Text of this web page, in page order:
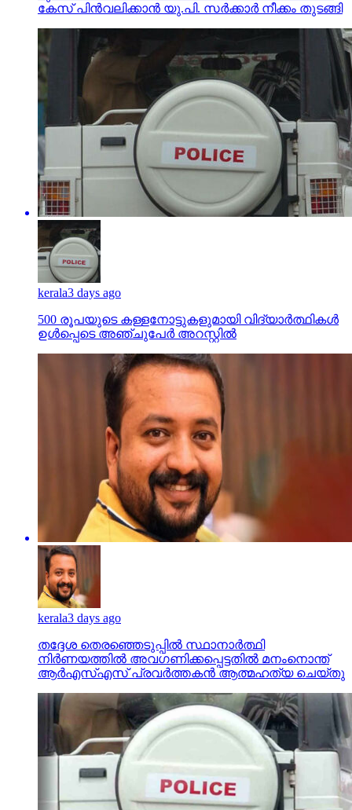
കേസ് പിന്‍വലിക്കാന്‍ യു.പി. സര്‍ക്കാര്‍ നീക്കം തുടങ്ങി
kerala3 days ago
500 രൂപയുടെ കള്ളനോട്ടുകളുമായി വിദ്യാര്‍ത്ഥികള്‍
ഉള്‍പ്പെടെ അഞ്ചുപേര്‍ അറസ്റ്റില്‍
kerala3 days ago
തദ്ദേശ തെരഞ്ഞെടുപ്പില്‍ സ്ഥാനാര്‍ത്ഥി
നിര്‍ണയത്തില്‍ അവഗണിക്കപ്പെട്ടതില്‍ മനംനൊന്ത്
ആര്‍എസ്എസ് പ്രവര്‍ത്തകന്‍ ആത്മഹത്യ ചെയ്തു